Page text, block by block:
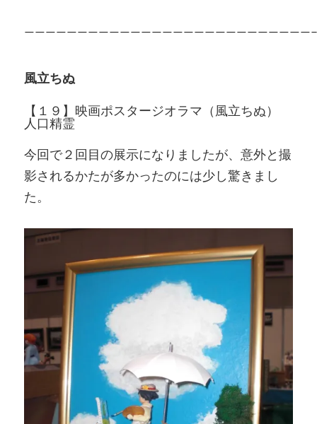
———————————————————————————–
風立ちぬ
【１９】映画ポスタージオラマ（風立ちぬ）
人口精霊
今回で２回目の展示になりましたが、意外と撮
影されるかたが多かったのには少し驚きまし
た。